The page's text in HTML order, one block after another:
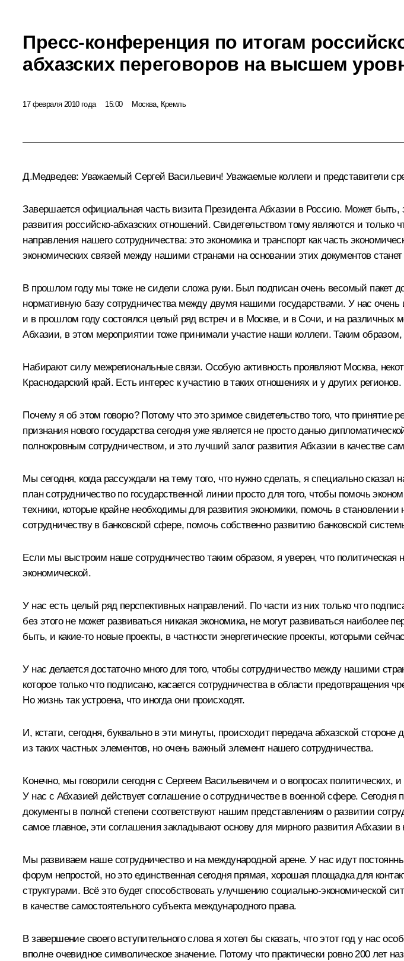
Пресс-конференция по итогам
абхазских переговоров на высшем
17 февраля 2010 года 15:00 Москва, Кремль
Д.Медведев: Уважаемый Сергей Васильевич! Уважаемые коллеги и представители
Завершается официальная часть визита Президента Абхазии в Россию. Может быть,
развития российско-абхазских отношений. Свидетельством тому являются и
направления нашего сотрудничества: это экономика и транспорт как часть
экономических связей между нашими странами на основании этих документов
В прошлом году мы тоже не сидели сложа руки. Был подписан очень весомый пакет
нормативную базу сотрудничества между двумя нашими государствами. У нас
и в прошлом году состоялся целый ряд встреч и в Москве, и в Сочи, и на различных
Абхазии, в этом мероприятии тоже принимали участие наши коллеги. Таким
Набирают силу межрегиональные связи. Особую активность проявляют Москва,
Краснодарский край. Есть интерес к участию в таких отношениях и у других регионов.
Почему я об этом говорю? Потому что это зримое свидетельство того, что
признания нового государства сегодня уже является не просто данью
полнокровным сотрудничеством, и это лучший залог развития Абхазии в качестве
Мы сегодня, когда рассуждали на тему того, что нужно сделать, я специально
план сотрудничество по государственной линии просто для того, чтобы помочь
техники, которые крайне необходимы для развития экономики, помочь в
сотрудничеству в банковской сфере, помочь собственно развитию банковской
Если мы выстроим наше сотрудничество таким образом, я уверен, что
экономической.
У нас есть целый ряд перспективных направлений. По части из них только что
без этого не может развиваться никакая экономика, не могут развиваться наиболее
быть, и какие‑то новые проекты, в частности энергетические проекты, которыми
У нас делается достаточно много для того, чтобы сотрудничество между нашими
которое только что подписано, касается сотрудничества в области
Но жизнь так устроена, что иногда они происходят.
И, кстати, сегодня, буквально в эти минуты, происходит передача абхазской
из таких частных элементов, но очень важный элемент нашего сотрудничества.
Конечно, мы говорили сегодня с Сергеем Васильевичем и о вопросах политических,
У нас с Абхазией действует соглашение о сотрудничестве в военной сфере.
документы в полной степени соответствуют нашим представлениям о развитии
самое главное, эти соглашения закладывают основу для мирного развития Абхазии в
Мы развиваем наше сотрудничество и на международной арене. У нас идут
форум непростой, но это единственная сегодня прямая, хорошая площадка для
структурами. Всё это будет способствовать улучшению социально-экономической
в качестве самостоятельного субъекта международного права.
В завершение своего вступительного слова я хотел бы сказать, что этот год у нас
вполне очевидное символическое значение. Потому что практически ровно 200 лет